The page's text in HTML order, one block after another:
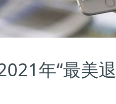
年“最美退